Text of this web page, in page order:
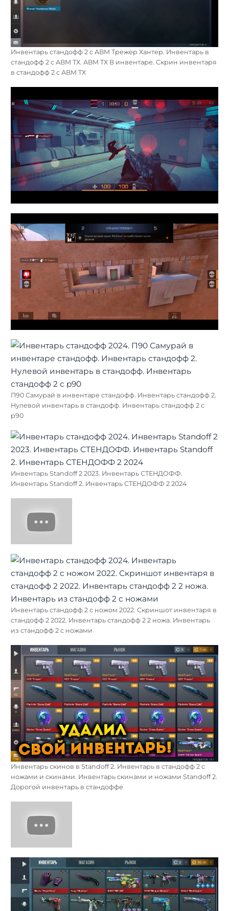
Инвентарь стандофф 2 с АВМ Трежер Хантер. Инвентарь в
стандофф 2 с АВМ ТХ. АВМ ТХ В инвентаре. Скрин инвентаря
в стандофф 2 с АВМ ТХ
П90 Самурай в инвентаре стандофф. Инвентарь стандофф 2.
Нулевой инвентарь в стандофф. Инвентарь стандофф 2 с
p90
Инвентарь Standoff 2 2023. Инвентарь СТЕНДОФФ.
Инвентарь Standoff 2. Инвентарь СТЕНДОФФ 2 2024
Инвентарь стандофф 2 с ножом 2022. Скриншот инвентаря в
стандофф 2 2022. Инвентарь стандофф 2 2 ножа. Инвентарь
из стандофф 2 с ножами
Инвентарь скинов в Standoff 2. Инвентарь в стандофф 2 с
ножами и скинами. Инвентарь скинами и ножами Standoff 2.
Дорогой инвентарь в стандоффе